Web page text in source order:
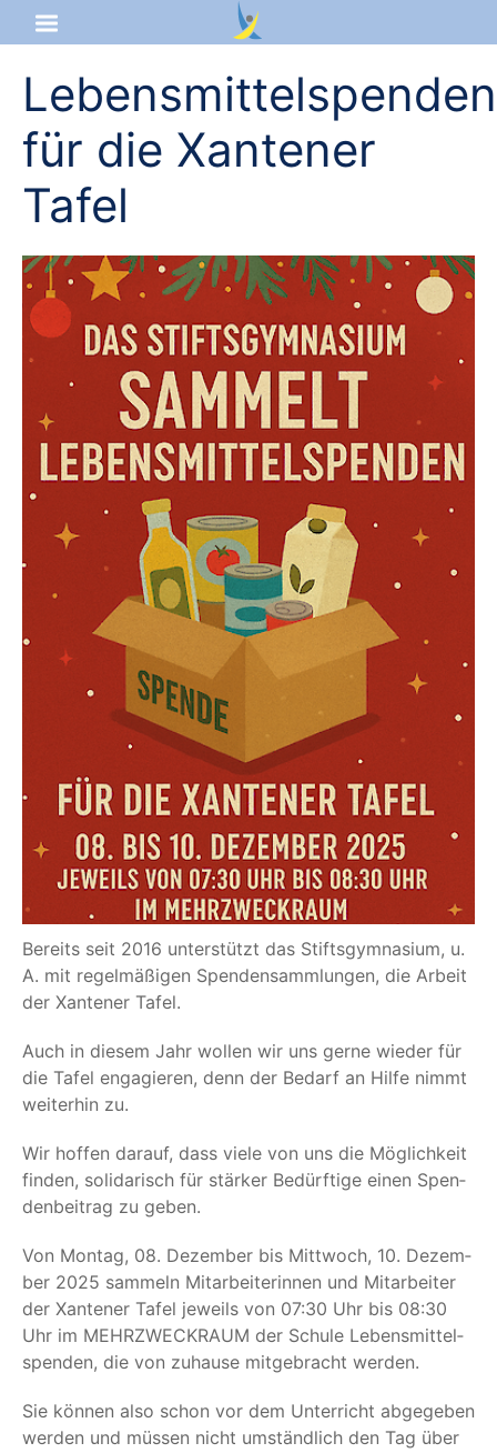
Startseite
Aktuelles
Das sind wir
Lernangebot
Service & Infos
Lebensmittelspenden
für die Xantener
Tafel
Bereits seit 2016 unter­stützt das Stifts­gym­na­si­um, u.
A. mit regel­mä­ßi­gen Spen­den­samm­lun­gen, die Arbeit
der Xan­te­ner Tafel.
Auch in die­sem Jahr wol­len wir uns ger­ne wie­der für
die Tafel enga­gie­ren, denn der Bedarf an Hil­fe nimmt
wei­ter­hin zu.
Wir hof­fen dar­auf, dass vie­le von uns die Mög­lich­keit
fin­den, soli­da­risch für stär­ker Bedürf­ti­ge einen Spen­
den­bei­trag zu geben.
Von Mon­tag, 08. Dezem­ber bis Mitt­woch, 10. Dezem­
ber 2025 sam­meln Mit­ar­bei­te­rin­nen und Mit­ar­bei­ter
der Xan­te­ner Tafel jeweils von 07:30 Uhr bis 08:30
Uhr im MEHR­ZWECK­RAUM der Schu­le Lebens­mit­tel­
spen­den, die von zuhau­se mit­ge­bracht werden.
Sie kön­nen also schon vor dem Unter­richt abge­ge­ben
wer­den und müs­sen nicht umständ­lich den Tag über